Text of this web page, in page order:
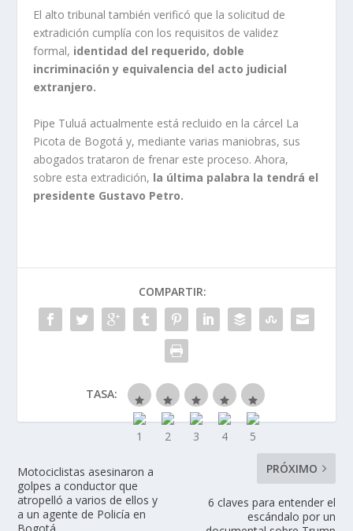
El alto tribunal también verificó que la solicitud de
extradición cumplía con los requisitos de validez
formal, identidad del requerido, doble
incriminación y equivalencia del acto judicial
extranjero.
Pipe Tuluá actualmente está recluido en la cárcel La
Picota de Bogotá y, mediante varias maniobras, sus
abogados trataron de frenar este proceso. Ahora,
sobre esta extradición, la última palabra la tendrá el
presidente Gustavo Petro.
COMPARTIR:
TASA:
Motociclistas asesinaron a
golpes a conductor que
atropelló a varios de ellos y
a un agente de Policía en
Bogotá
PRÓXIMO
6 claves para entender el
escándalo por un